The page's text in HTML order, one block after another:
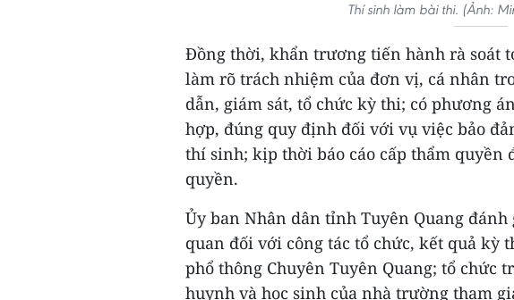
Thí sinh làm bài thi. (Ảnh:
Đồng thời, khẩn trương tiến hành rà soát
làm rõ trách nhiệm của đơn vị, cá nhân
dẫn, giám sát, tổ chức kỳ thi; có phương
hợp, đúng quy định đối với vụ việc bảo
thí sinh; kịp thời báo cáo cấp thẩm
quyền.
Ủy ban Nhân dân tỉnh Tuyên Quang
quan đối với công tác tổ chức, kết quả
phổ thông Chuyên Tuyên Quang; tổ chức
huynh và học sinh của nhà trường tham